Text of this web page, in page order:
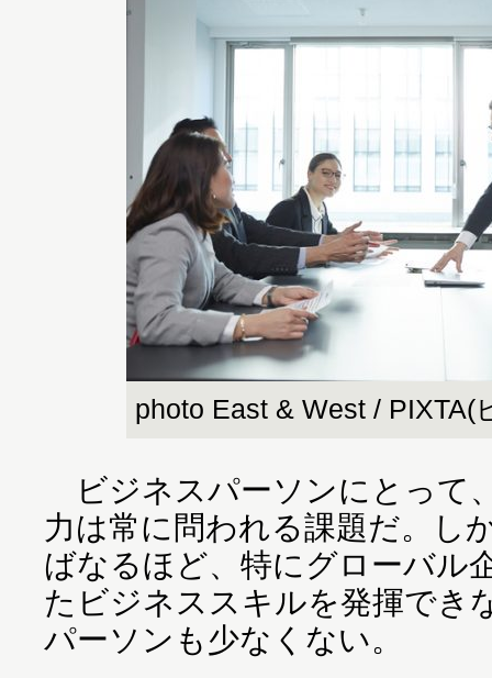
photo East & West / PIXTA(
ビジネスパーソンにとって
力は常に問われる課題だ。し
ばなるほど、特にグローバル
たビジネススキルを発揮でき
パーソンも少なくない。